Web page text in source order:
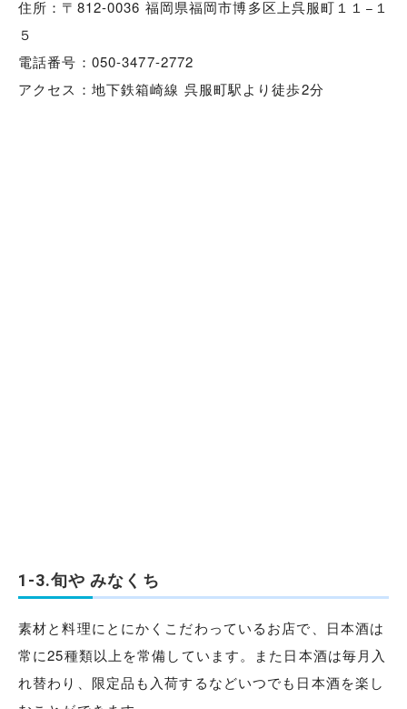
住所：〒812-0036 福岡県福岡市博多区上呉服町１１−１
５
電話番号：050-3477-2772
アクセス：地下鉄箱崎線 呉服町駅より徒歩2分
1-3.旬や みなくち
素材と料理にとにかくこだわっているお店で、日本酒は
常に25種類以上を常備しています。また日本酒は毎月入
れ替わり、限定品も入荷するなどいつでも日本酒を楽し